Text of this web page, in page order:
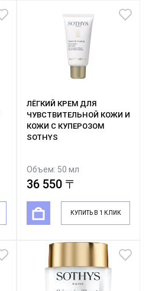
ЛЁГКИЙ КРЕМ ДЛЯ
ЧУВСТВИТЕЛЬНОЙ КОЖИ И
КОЖИ С КУПЕРОЗОМ
SOTHYS
Объем: 50 мл
36 550 〒
КУПИТЬ В 1 КЛИК